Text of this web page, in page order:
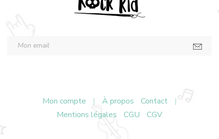
Mon compte | À propos Contact
|
Mentions légales
CGU CGV